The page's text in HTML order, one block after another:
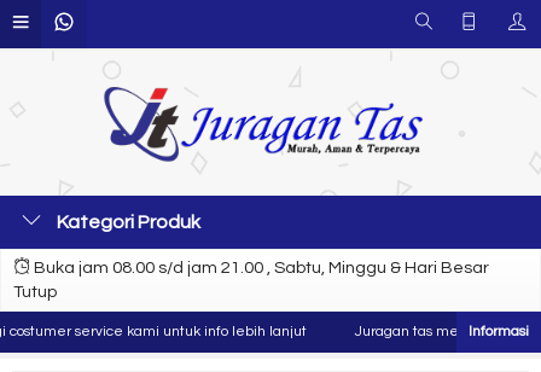
Kategori Produk
Buka jam 08.00 s/d jam 21.00 , Sabtu, Minggu & Hari Besar
Tutup
service kami untuk info lebih lanjut Juragan tas merupakan